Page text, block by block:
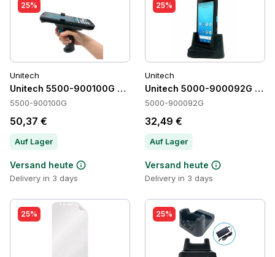
25%
Unitech
Unitech 5500-900100G Accessories
5500-900100G
50,37 €
Auf Lager
Versand heute
Delivery in 3 days
25%
Unitech
Unitech 5000-900092G
5000-900092G
32,49 €
Auf Lager
Versand heute
Delivery in 3 days
25% 25%